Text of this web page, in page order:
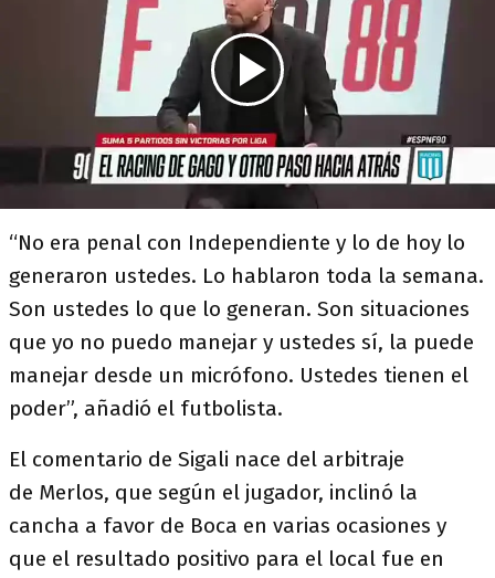
“No era penal con Independiente y lo de hoy lo
generaron ustedes. Lo hablaron toda la semana.
Son ustedes lo que lo generan. Son situaciones
que yo no puedo manejar y ustedes sí, la puede
manejar desde un micrófono. Ustedes tienen el
poder”, añadió el futbolista.
El comentario de Sigali nace del arbitraje
de Merlos, que según el jugador, inclinó la
cancha a favor de Boca en varias ocasiones y
que el resultado positivo para el local fue en